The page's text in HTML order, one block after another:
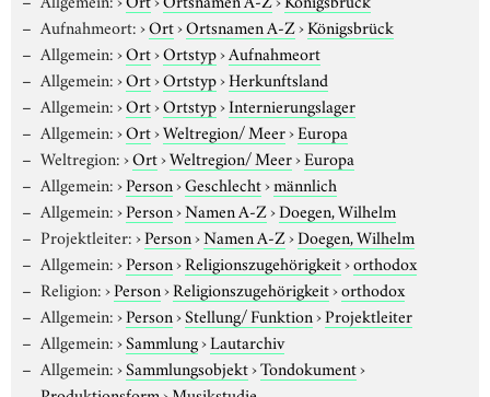
Aufnahmeort:›Ort›Ortsnamen A-Z›Königsbrück
Allgemein:›Ort›Ortstyp›Aufnahmeort
Allgemein:›Ort›Ortstyp›Herkunftsland
Allgemein:›Ort›Ortstyp›Internierungslager
Allgemein:›Ort›Weltregion/ Meer›Europa
Weltregion:›Ort›Weltregion/ Meer›Europa
Allgemein:›Person›Geschlecht›männlich
Allgemein:›Person›Namen A-Z›Doegen, Wilhelm
Projektleiter:›Person›Namen A-Z›Doegen, Wilhelm
Allgemein:›Person›Religionszugehörigkeit›orthodox
Religion:›Person›Religionszugehörigkeit›orthodox
Allgemein:›Person›Stellung/ Funktion›Projektleiter
Allgemein:›Sammlung›Lautarchiv
Allgemein:›Sammlungsobjekt›Tondokument›